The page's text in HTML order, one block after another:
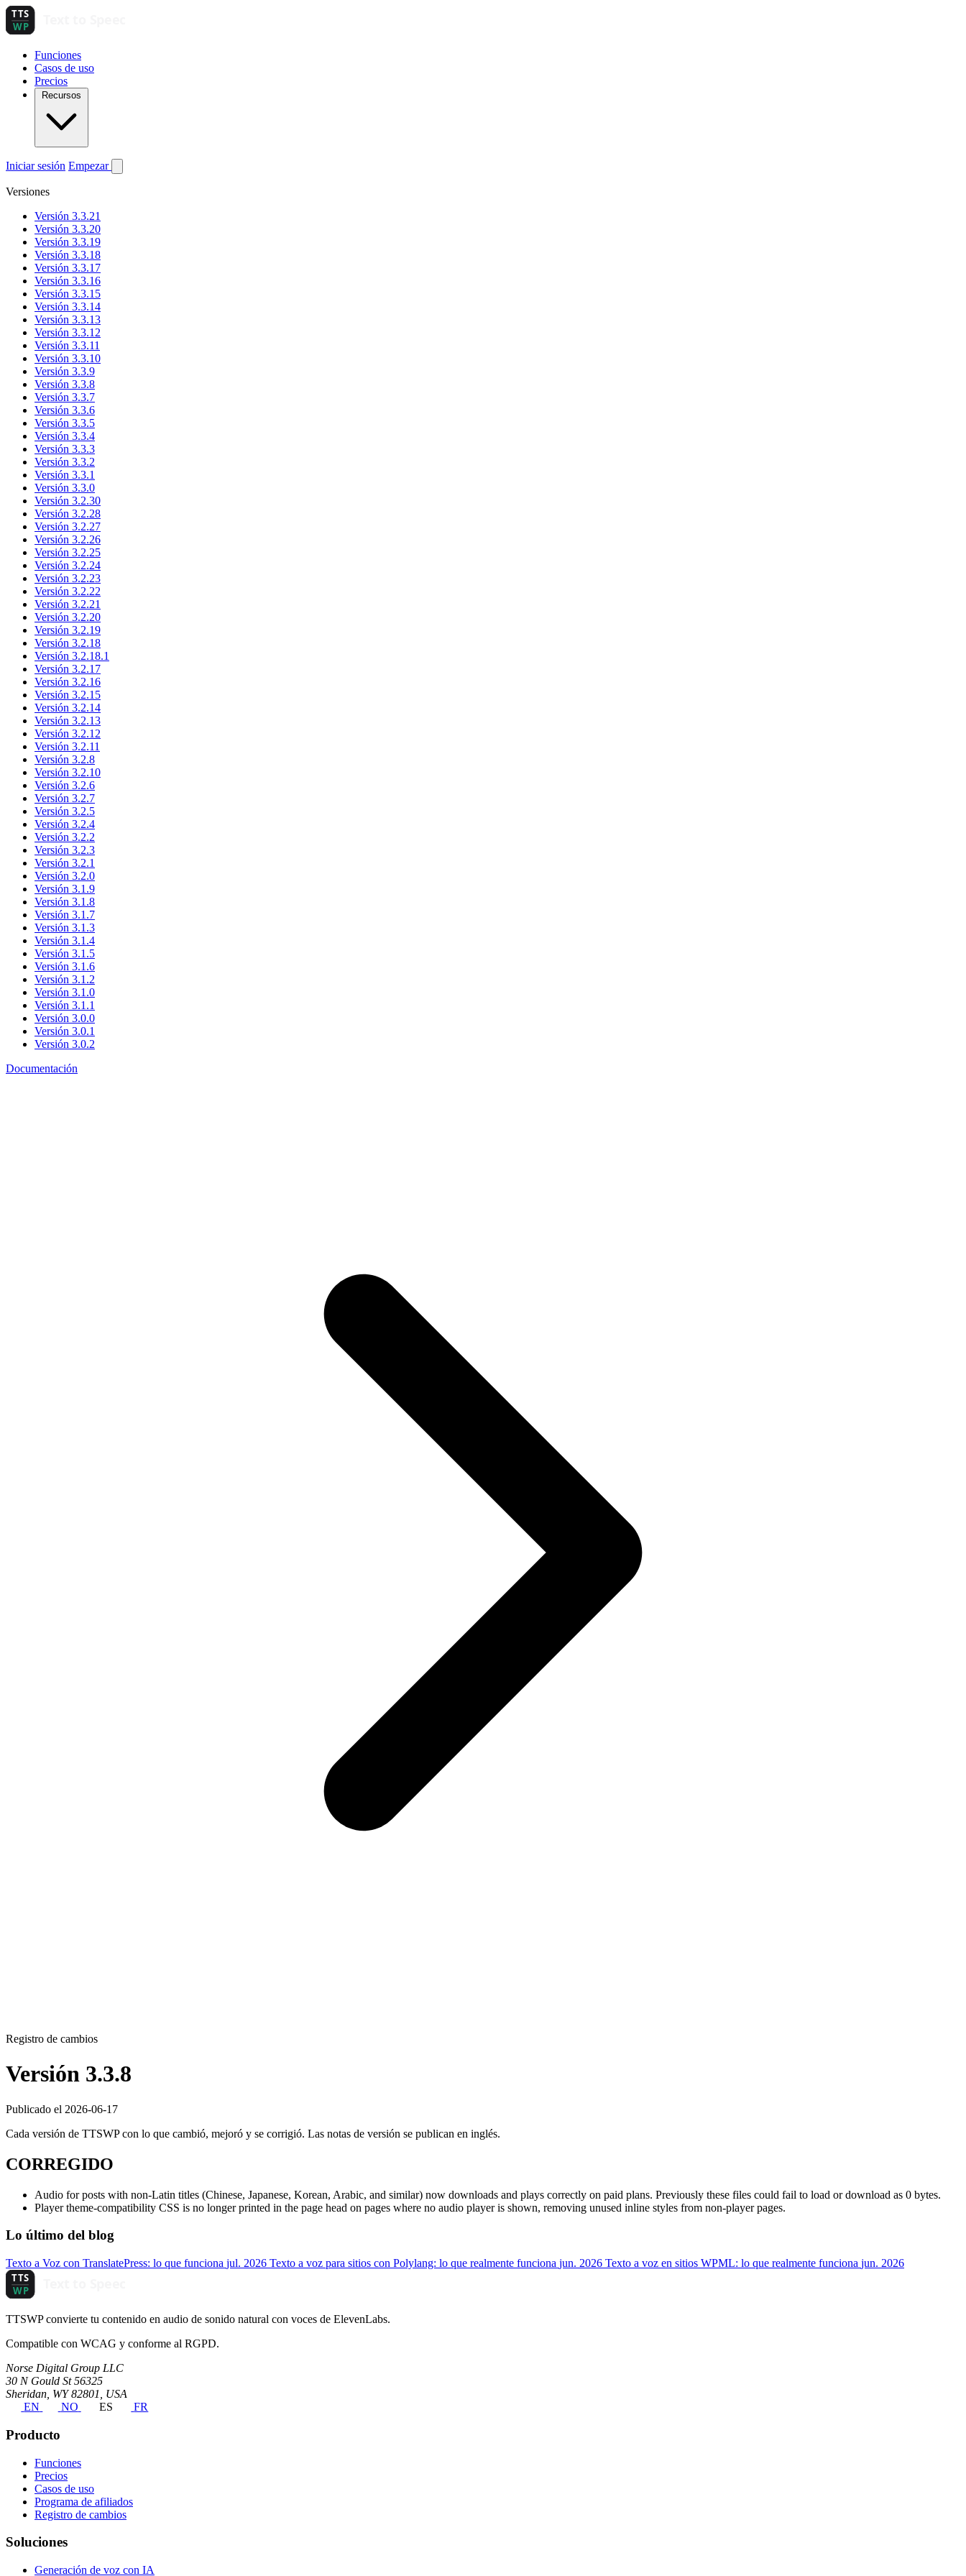
Funciones
Casos de uso
Precios
Recursos
Iniciar sesión Empezar
Versiones
Versión 3.3.21
Versión 3.3.20
Versión 3.3.19
Versión 3.3.18
Versión 3.3.17
Versión 3.3.16
Versión 3.3.15
Versión 3.3.14
Versión 3.3.13
Versión 3.3.12
Versión 3.3.11
Versión 3.3.10
Versión 3.3.9
Versión 3.3.8
Versión 3.3.7
Versión 3.3.6
Versión 3.3.5
Versión 3.3.4
Versión 3.3.3
Versión 3.3.2
Versión 3.3.1
Versión 3.3.0
Versión 3.2.30
Versión 3.2.28
Versión 3.2.27
Versión 3.2.26
Versión 3.2.25
Versión 3.2.24
Versión 3.2.23
Versión 3.2.22
Versión 3.2.21
Versión 3.2.20
Versión 3.2.19
Versión 3.2.18
Versión 3.2.18.1
Versión 3.2.17
Versión 3.2.16
Versión 3.2.15
Versión 3.2.14
Versión 3.2.13
Versión 3.2.12
Versión 3.2.11
Versión 3.2.8
Versión 3.2.10
Versión 3.2.6
Versión 3.2.7
Versión 3.2.5
Versión 3.2.4
Versión 3.2.2
Versión 3.2.3
Versión 3.2.1
Versión 3.2.0
Versión 3.1.9
Versión 3.1.8
Versión 3.1.7
Versión 3.1.3
Versión 3.1.4
Versión 3.1.5
Versión 3.1.6
Versión 3.1.2
Versión 3.1.0
Versión 3.1.1
Versión 3.0.0
Versión 3.0.1
Versión 3.0.2
Documentación
Registro de cambios
Versión 3.3.8
Publicado el 2026-06-17
Cada versión de TTSWP con lo que cambió, mejoró y se corrigió. Las notas de versión se publican en inglés.
CORREGIDO
Audio for posts with non-Latin titles (Chinese, Japanese, Korean, Arabic, and similar) now downloads and plays correctly on paid plans. Previously these files could fail to load or download as 0 bytes.
Player theme-compatibility CSS is no longer printed in the page head on pages where no audio player is shown, removing unused inline styles from non-player pages.
Lo último del blog
Texto a Voz con TranslatePress: lo que funciona jul. 2026 Texto a voz para sitios con Polylang: lo que realmente funciona jun. 2026 Texto a voz en sitios WPML: lo que realmente funciona jun. 2026
TTSWP convierte tu contenido en audio de sonido natural con voces de ElevenLabs.
Compatible con WCAG y conforme al RGPD.
Norse Digital Group LLC
30 N Gould St 56325
Sheridan, WY 82801, USA
EN
NO ES FR
Producto
Funciones
Precios
Casos de uso
Programa de afiliados
Registro de cambios
Soluciones
Generación de voz con IA